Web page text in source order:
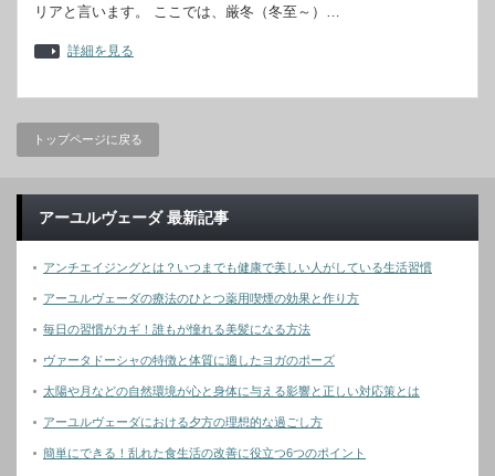
リアと言います。 ここでは、厳冬（冬至～）…
詳細を見る
トップページに戻る
アーユルヴェーダ 最新記事
アンチエイジングとは？いつまでも健康で美しい人がしている生活習慣
アーユルヴェーダの療法のひとつ薬用喫煙の効果と作り方
毎日の習慣がカギ！誰もが憧れる美髪になる方法
ヴァータドーシャの特徴と体質に適したヨガのポーズ
太陽や月などの自然環境が心と身体に与える影響と正しい対応策とは
アーユルヴェーダにおける夕方の理想的な過ごし方
簡単にできる！乱れた食生活の改善に役立つ6つのポイント